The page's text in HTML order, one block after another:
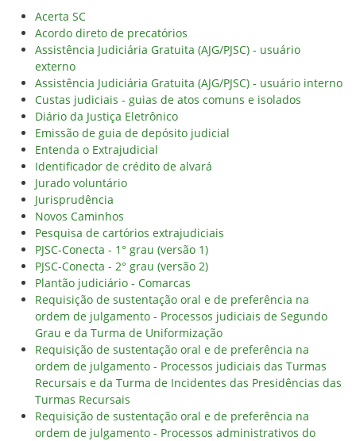
Acerta SC
Acordo direto de precatórios
Assistência Judiciária Gratuita (AJG/PJSC) - usuário
externo
Assistência Judiciária Gratuita (AJG/PJSC) - usuário interno
Custas judiciais - guias de atos comuns e isolados
Diário da Justiça Eletrônico
Emissão de guia de depósito judicial
Entenda o Extrajudicial
Identificador de crédito de alvará
Jurado voluntário
Jurisprudência
Novos Caminhos
Pesquisa de cartórios extrajudiciais
PJSC-Conecta - 1° grau (versão 1)
PJSC-Conecta - 2° grau (versão 2)
Plantão judiciário - Comarcas
Requisição de sustentação oral e de preferência na
ordem de julgamento - Processos judiciais de Segundo
Grau e da Turma de Uniformização
Requisição de sustentação oral e de preferência na
ordem de julgamento - Processos judiciais das Turmas
Recursais e da Turma de Incidentes das Presidências das
Turmas Recursais
Requisição de sustentação oral e de preferência na
ordem de julgamento - Processos administrativos do